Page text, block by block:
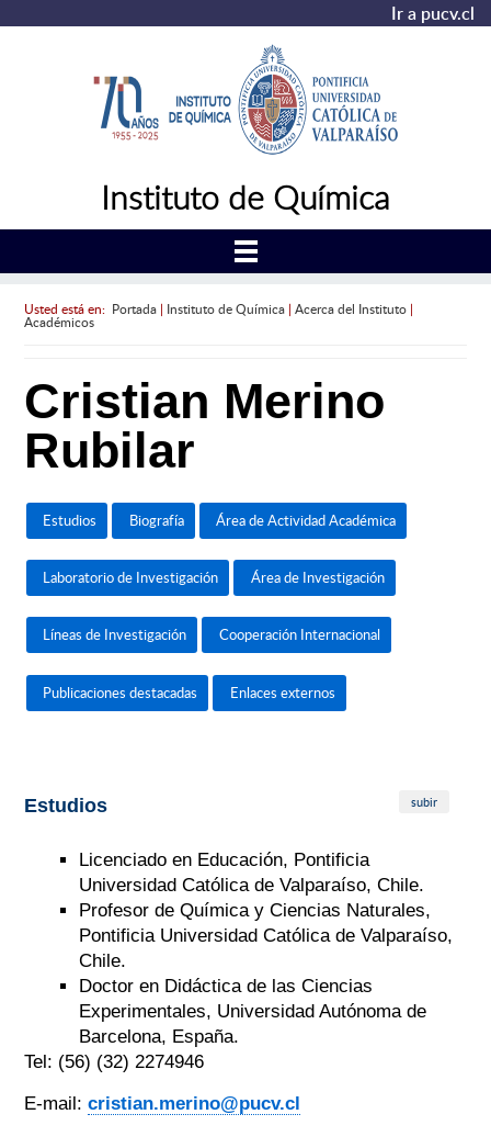
Ir a pucv.cl
Instituto de Química
Usted está en: Portada| Instituto de Química| Acerca del Instituto|
Académicos
Cristian Merino
Rubilar
Estudios Biografía Área de Actividad Académica
Laboratorio de Investigación Área de Investigación
Líneas de Investigación Cooperación Internacional
Publicaciones destacadas Enlaces externos
Estudios subir
Licenciado en Educación, Pontificia
Universidad Católica de Valparaíso, Chile.
Profesor de Química y Ciencias Naturales,
Pontificia Universidad Católica de Valparaíso,
Chile.
Doctor en Didáctica de las Ciencias
Experimentales, Universidad Autónoma de
Barcelona, España.
Tel: (56) (32) 2274946
E-mail: cristian.merino@pucv.cl